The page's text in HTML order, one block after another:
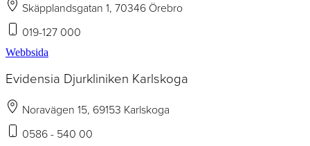
Skäpplandsgatan 1, 70346 Örebro
019-127 000
Webbsida
Evidensia Djurkliniken Karlskoga
Noravägen 15, 69153 Karlskoga
0586 - 540 00